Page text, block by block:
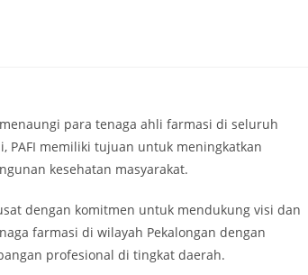
para tenaga ahli farmasi di seluruh
PAFI memiliki tujuan untuk meningkatkan
kesehatan masyarakat.
dengan komitmen untuk mendukung visi dan
farmasi di wilayah Pekalongan dengan
profesional di tingkat daerah.